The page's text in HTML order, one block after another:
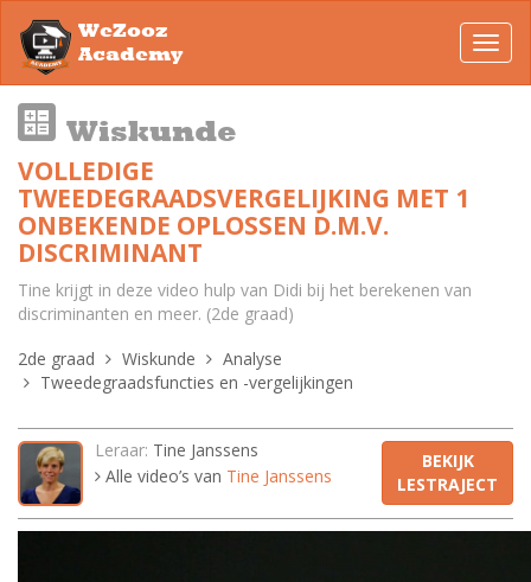
WeZooz
Academy
Wiskunde
VOLLEDIGE
TWEEDEGRAADSVERGELIJKING MET 1
ONBEKENDE OPLOSSEN D.M.V.
DISCRIMINANT
Tine krijgt in deze video hulp van Didi bij het berekenen van
discriminanten en meer. (2de graad)
2de graad
Wiskunde
Analyse
Tweedegraadsfuncties en -vergelijkingen
Leraar: Tine Janssens
Alle video’s van Tine Janssens
BEKIJK
LESTRAJECT